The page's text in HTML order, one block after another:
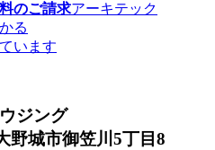
のご請求アーキテック
る
います
野城市御笠川5丁目8